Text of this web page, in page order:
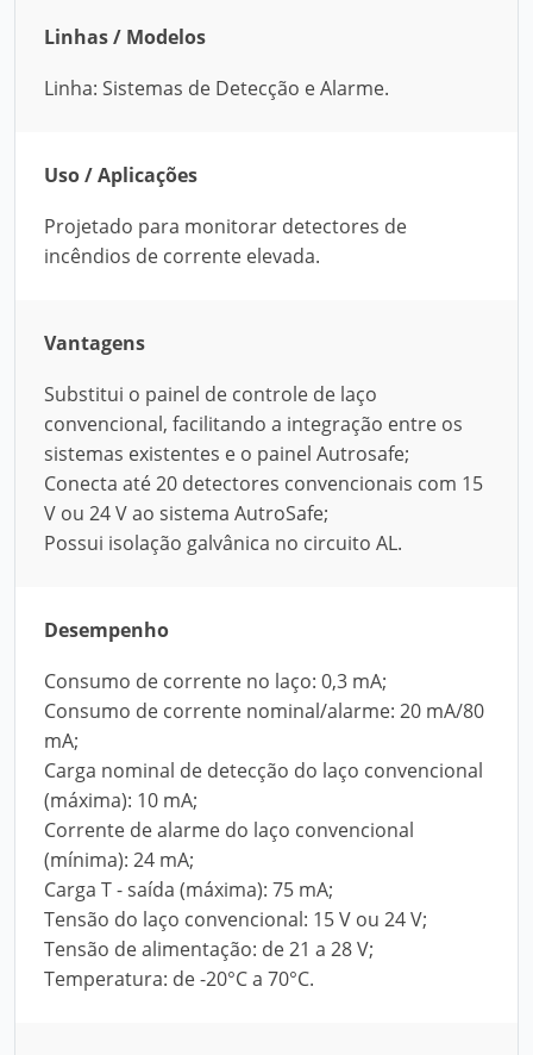
Linhas / Modelos
Linha: Sistemas de Detecção e Alarme.
Uso / Aplicações
Projetado para monitorar detectores de
incêndios de corrente elevada.
Vantagens
Substitui o painel de controle de laço
convencional, facilitando a integração entre os
sistemas existentes e o painel Autrosafe;
Conecta até 20 detectores convencionais com 15
V ou 24 V ao sistema AutroSafe;
Possui isolação galvânica no circuito AL.
Desempenho
Consumo de corrente no laço: 0,3 mA;
Consumo de corrente nominal/alarme: 20 mA/80
mA;
Carga nominal de detecção do laço convencional
(máxima): 10 mA;
Corrente de alarme do laço convencional
(mínima): 24 mA;
Carga T - saída (máxima): 75 mA;
Tensão do laço convencional: 15 V ou 24 V;
Tensão de alimentação: de 21 a 28 V;
Temperatura: de -20°C a 70°C.